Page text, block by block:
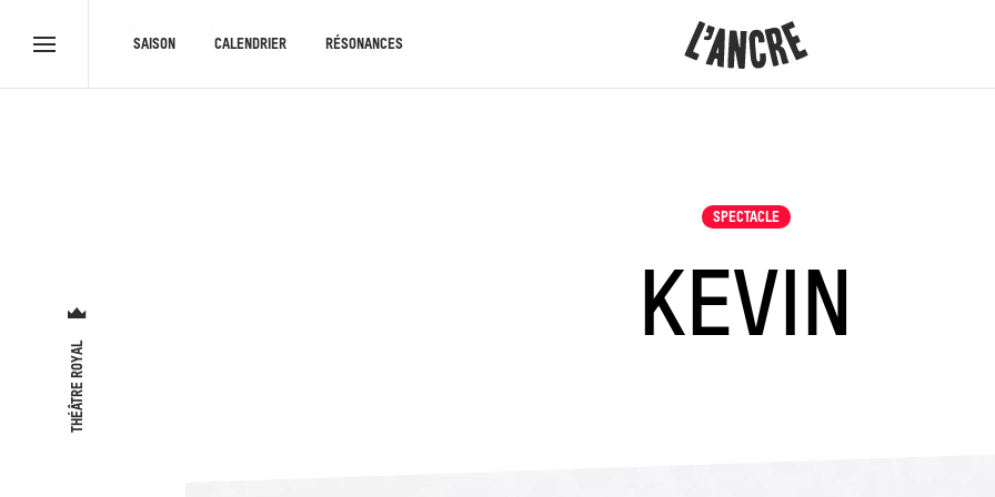
THÉÂTRE ROYAL
Menu
RACCOURCIS
SAISON CALENDRIER RÉSONANCES
KEVIN
SPECTACLE